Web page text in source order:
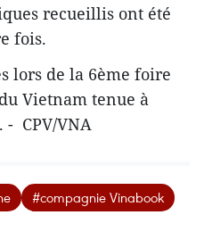
recueillis ont été
fois.
lors de la 6ème foire
Vietnam tenue à
- CPV/VNA
#compagnie Vinabook